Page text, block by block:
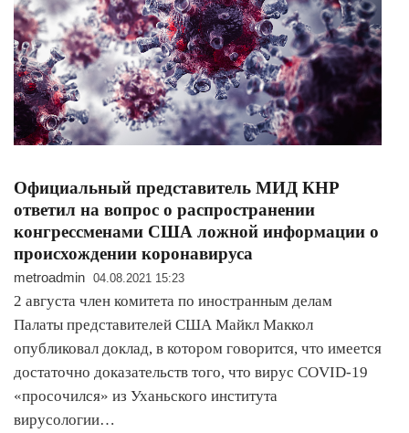
Официальный представитель МИД КНР
ответил на вопрос о распространении
конгрессменами США ложной информации о
происхождении коронавируса
metroadmin 04.08.2021 15:23
2 августа член комитета по иностранным делам
Палаты представителей США Майкл Маккол
опубликовал доклад, в котором говорится, что имеется
достаточно доказательств того, что вирус COVID-19
«просочился» из Уханьского института
вирусологии…